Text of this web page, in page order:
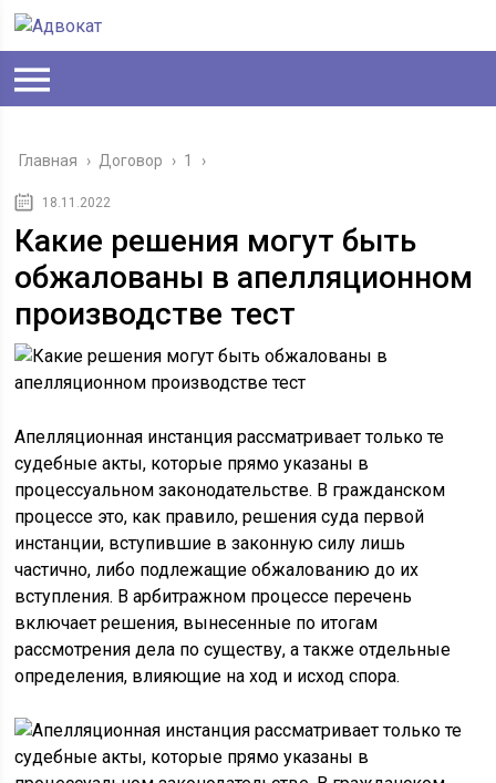
Главная › Договор › 1 ›
18.11.2022
Какие решения могут быть
обжалованы в апелляционном
производстве тест
Апелляционная инстанция рассматривает только те
судебные акты, которые прямо указаны в
процессуальном законодательстве. В гражданском
процессе это, как правило, решения суда первой
инстанции, вступившие в законную силу лишь
частично, либо подлежащие обжалованию до их
вступления. В арбитражном процессе перечень
включает решения, вынесенные по итогам
рассмотрения дела по существу, а также отдельные
определения, влияющие на ход и исход спора.